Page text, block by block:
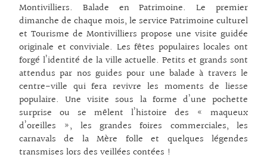
Montivilliers. Balade en Patrimoine. Le premier
dimanche de chaque mois, le service Patrimoine culturel
et Tourisme de Montivilliers propose une visite guidée
originale et conviviale. Les fêtes populaires locales ont
forgé l’identité de la ville actuelle. Petits et grands sont
attendus par nos guides pour une balade à travers le
centre-ville qui fera revivre les moments de liesse
populaire. Une visite sous la forme d’une pochette
surprise ou se mêlent l’histoire des « maqueux
d’oreilles », les grandes foires commerciales, les
carnavals de la Mère folle et quelques légendes
transmises lors des veillées contées !